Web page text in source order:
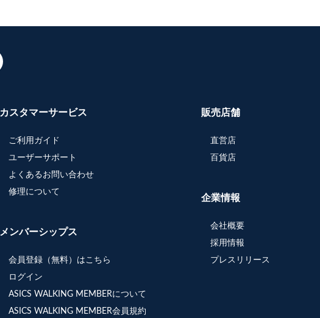
カスタマーサービス
ご利用ガイド
ユーザーサポート
よくあるお問い合わせ
修理について
メンバーシップス
会員登録（無料）はこちら
ログイン
ASICS WALKING MEMBERについて
ASICS WALKING MEMBER会員規約
販売店舗
直営店
百貨店
企業情報
会社概要
採用情報
プレスリリース